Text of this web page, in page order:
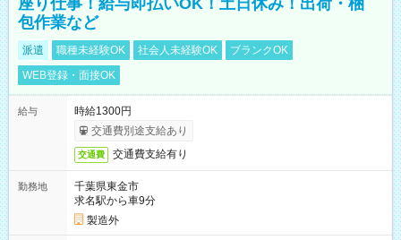
座り仕事！給与即払いOK！土日休み！出荷・梱
包作業など
派遣 職種未経験OK 社会人未経験OK
ブランクOK
WEB登録・面接OK
給与
時給1300円
交通費別途支給あり
交通費 交通費支給有り
勤務地
千葉県東金市
求名駅から車9分
製造外